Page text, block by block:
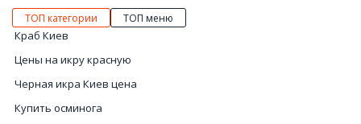
ТОП категории ТОП меню
Краб Киев
Цены на икру красную
Черная икра Киев цена
Купить осминога